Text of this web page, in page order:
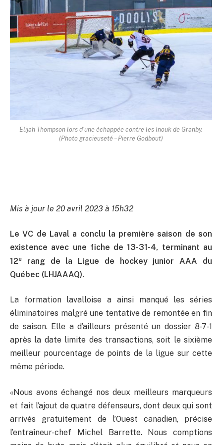
Elijah Thompson lors d’une échappée contre les Inouk de Granby.
(Photo gracieuseté – Pierre Godbout)
Mis à jour le 20 avril 2023 à 15h32
Le VC de Laval a conclu la première saison de son
existence avec une fiche de 13-31-4, terminant au
12e
rang de la Ligue de hockey junior AAA du
Québec (LHJAAAQ).
La formation lavalloise a ainsi manqué les séries
éliminatoires malgré une tentative de remontée en fin
de saison. Elle a d’ailleurs présenté un dossier 8-7-1
après la date limite des transactions, soit le sixième
meilleur pourcentage de points de la ligue sur cette
même période.
«Nous avons échangé nos deux meilleurs marqueurs
et fait l’ajout de quatre défenseurs, dont deux qui sont
arrivés gratuitement de l’Ouest canadien, précise
l’entraîneur-chef Michel Barrette. Nous comptions